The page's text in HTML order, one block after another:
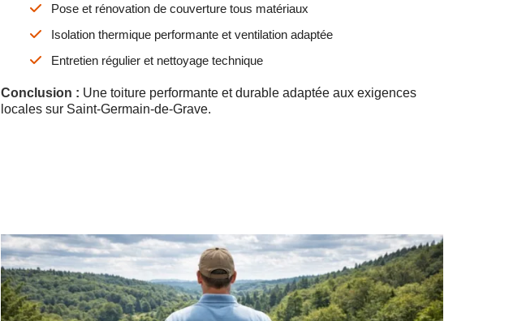
Pose et rénovation de couverture tous matériaux
Isolation thermique performante et ventilation adaptée
Entretien régulier et nettoyage technique
Conclusion : Une toiture performante et durable adaptée aux exigences
locales sur Saint-Germain-de-Grave.